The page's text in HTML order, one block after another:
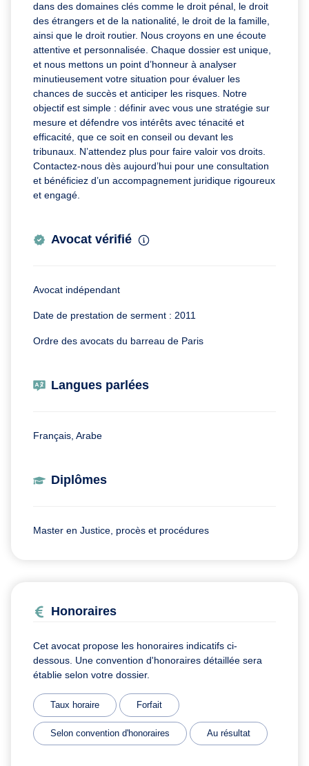
dans des domaines clés comme le droit pénal, le droit
des étrangers et de la nationalité, le droit de la famille,
ainsi que le droit routier. Nous croyons en une écoute
attentive et personnalisée. Chaque dossier est unique,
et nous mettons un point d’honneur à analyser
minutieusement votre situation pour évaluer les
chances de succès et anticiper les risques. Notre
objectif est simple : définir avec vous une stratégie sur
mesure et défendre vos intérêts avec ténacité et
efficacité, que ce soit en conseil ou devant les
tribunaux. N’attendez plus pour faire valoir vos droits.
Contactez-nous dès aujourd’hui pour une consultation
et bénéficiez d’un accompagnement juridique rigoureux
et engagé.
Avocat vérifié
Avocat indépendant
Date de prestation de serment : 2011
Ordre des avocats du barreau de Paris
Langues parlées
Français, Arabe
Diplômes
Master en Justice, procès et procédures
Honoraires
Cet avocat propose les honoraires indicatifs ci-
dessous. Une convention d'honoraires détaillée sera
établie selon votre dossier.
Taux horaire Forfait
Selon convention d'honoraires Au résultat